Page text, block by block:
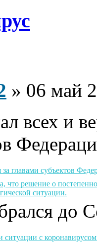
» 06 май
всех и
за главами субъектов
что решение о
ситуации.
до
ситуации с